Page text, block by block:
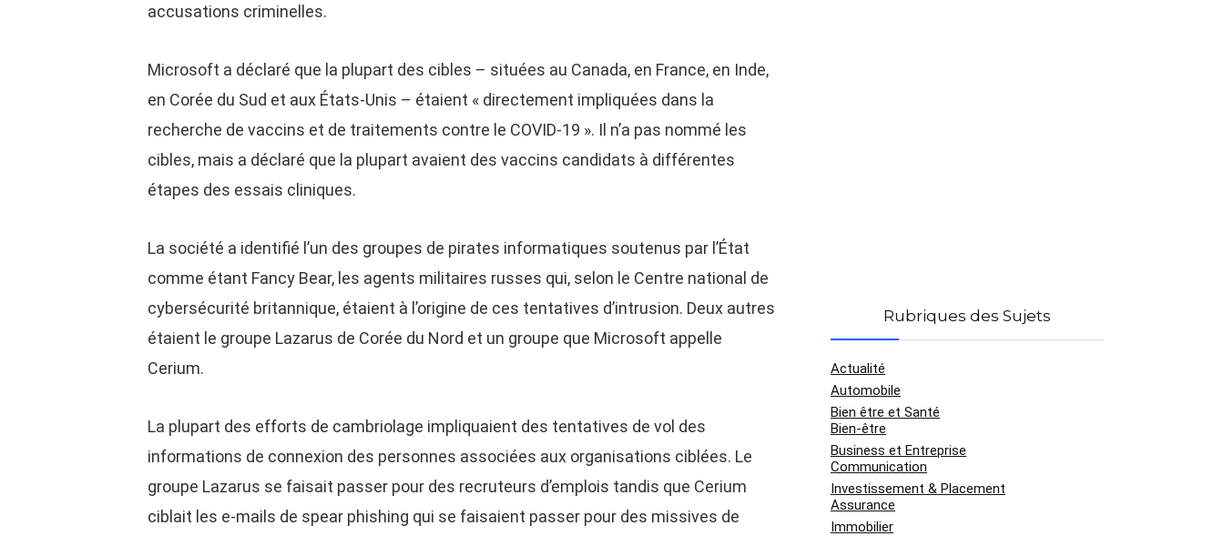
accusations criminelles.
Microsoft a déclaré que la plupart des cibles – situées au Canada, en France, en Inde,
en Corée du Sud et aux États-Unis – étaient « directement impliquées dans la
recherche de vaccins et de traitements contre le COVID-19 ». Il n’a pas nommé les
cibles, mais a déclaré que la plupart avaient des vaccins candidats à différentes
étapes des essais cliniques.
La société a identifié l’un des groupes de pirates informatiques soutenus par l’État
comme étant Fancy Bear, les agents militaires russes qui, selon le Centre national de
cybersécurité britannique, étaient à l’origine de ces tentatives d’intrusion. Deux autres
étaient le groupe Lazarus de Corée du Nord et un groupe que Microsoft appelle
Cerium.
La plupart des efforts de cambriolage impliquaient des tentatives de vol des
informations de connexion des personnes associées aux organisations ciblées. Le
groupe Lazarus se faisait passer pour des recruteurs d’emplois tandis que Cerium
ciblait les e-mails de spear phishing qui se faisaient passer pour des missives de
Rubriques des Sujets
Actualité
Automobile
Bien être et Santé
Bien-être
Business et Entreprise
Communication
Investissement & Placement
Assurance
Immobilier